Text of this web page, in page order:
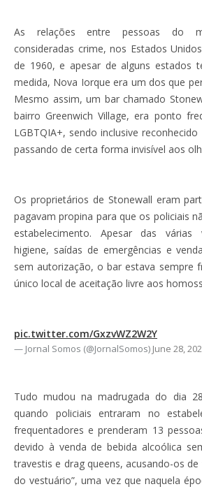
As relações entre pessoas do
consideradas crime, nos Estados
de 1960, e apesar de alguns estados
medida, Nova Iorque era um dos que
Mesmo assim, um bar chamado
bairro Greenwich Village, era ponto
LGBTQIA+, sendo inclusive
passando de certa forma invisível aos
Os proprietários de Stonewall eram
pagavam propina para que os policiais
estabelecimento. Apesar das
higiene, saídas de emergências e
sem autorização, o bar estava sempre
único local de aceitação livre aos
pic.twitter.com/GxzvWZ2W2Y
— Jornal Somos (@JornalSomos) June 28,
Tudo mudou na madrugada do dia
quando policiais entraram no
frequentadores e prenderam 13
devido à venda de bebida alcoólica
travestis e drag queens, acusando-os
do vestuário”, uma vez que naquela